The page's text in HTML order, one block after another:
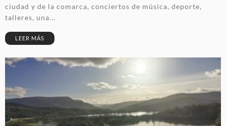
ciudad y de la comarca, conciertos de música, deporte,
talleres, una...
LEER MÁS